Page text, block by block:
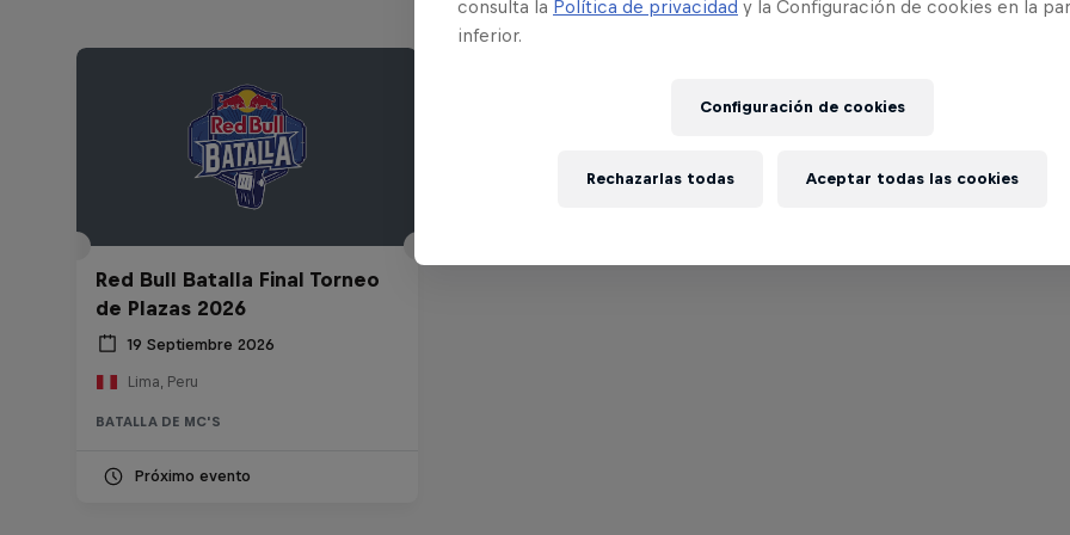
Red Bull Batalla Final Torneo
de Plazas 2026
19 Septiembre 2026
Lima, Peru
BATALLA DE MC'S
Próximo evento
consulta la Política de privacidad y la Configuración de cookies en la
inferior.
Configuración de cookies
Rechazarlas todas Aceptar todas las cookies